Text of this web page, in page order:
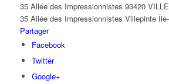
35 Allée des Impressionnistes 93420
35 Allée des Impressionnistes Villepinte
Partager
Facebook
Twitter
Google+